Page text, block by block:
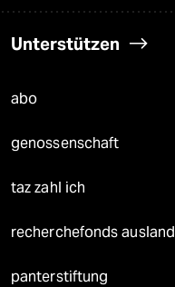
Unterstützen
abo
genossenschaft
taz zahl ich
recherchefonds ausland
panterstiftung